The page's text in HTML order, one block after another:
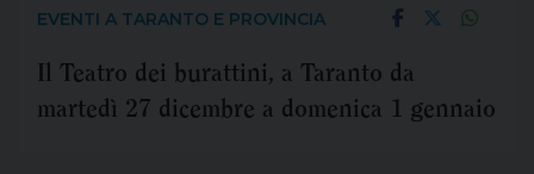
EVENTI A TARANTO E PROVINCIA
Il Teatro dei burattini, a Taranto da
martedì 27 dicembre a domenica 1 gennaio